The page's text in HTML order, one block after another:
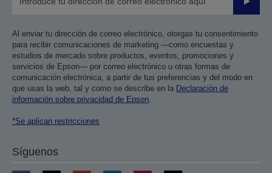
Enviar
Al enviar tu dirección de correo electrónico, otorgas tu consentimiento
para recibir comunicaciones de marketing —como encuestas y
estudios de mercado sobre productos, eventos, promociones y
servicios de Epson— por correo electrónico u otras formas de
comunicación electrónica, a partir de tus preferencias y del modo en
que usas la web, tal y como se describe en la Declaración de
información sobre privacidad de Epson.
*Se aplican restricciones
Síguenos